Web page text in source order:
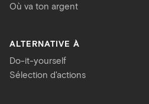
Où va ton argent
ALTERNATIVE À
Do-it-yourself
Sélection d'actions